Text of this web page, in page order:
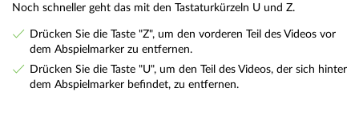
Noch schneller geht das mit den Tastaturkürzeln U und Z.
Drücken Sie die Taste "Z", um den vorderen Teil des Videos vor
dem Abspielmarker zu entfernen.
Drücken Sie die Taste "U", um den Teil des Videos, der sich hinter
dem Abspielmarker befindet, zu entfernen.